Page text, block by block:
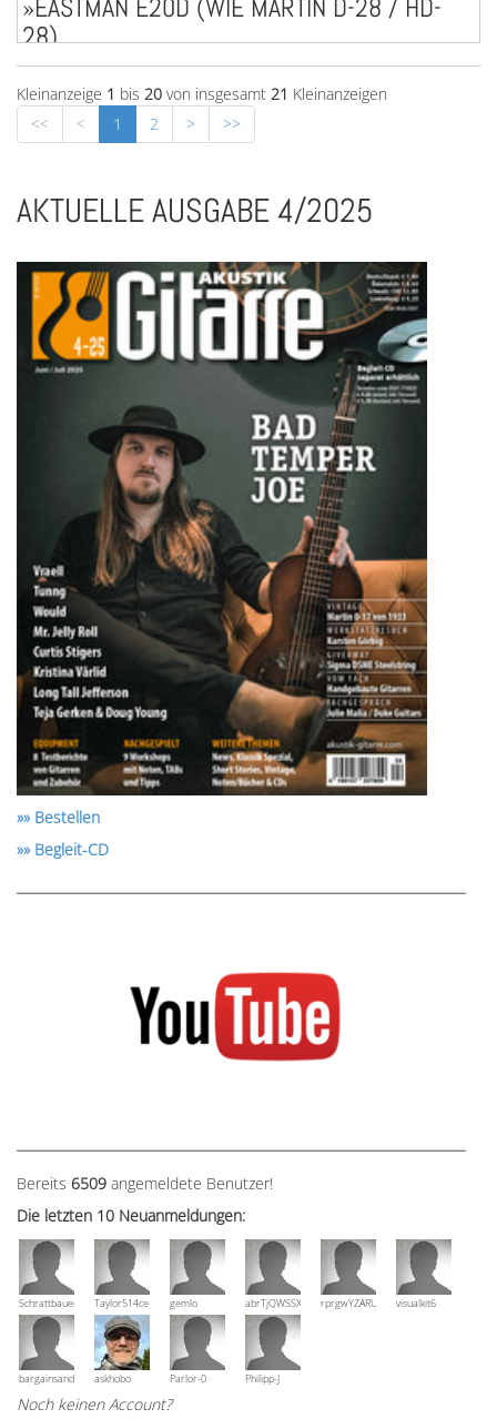
28)
Verkaufe eine nahezu ungespielte, vollmassive Eastman
E20D Dreadnought mit Adirondack Decke. Über die Qualität
der Eastman-Gitarren muss man wohl ...mehr
Kleinanzeige 1 bis 20 von insgesamt 21 Kleinanzeigen
<<
< 1 2 > >>
AKTUELLE AUSGABE 4/2025
»» Bestellen
»» Begleit-CD
Bereits 6509 angemeldete Benutzer!
Die letzten 10 Neuanmeldungen:
Schrattbauer Taylor514ce gemlo abrTjQWSSXuVznPolErprgwYZARUTZQyCWESpD
visualkit6
bargainsandmoreaskhobo Parlor-0 Philipp-J
Noch keinen Account?